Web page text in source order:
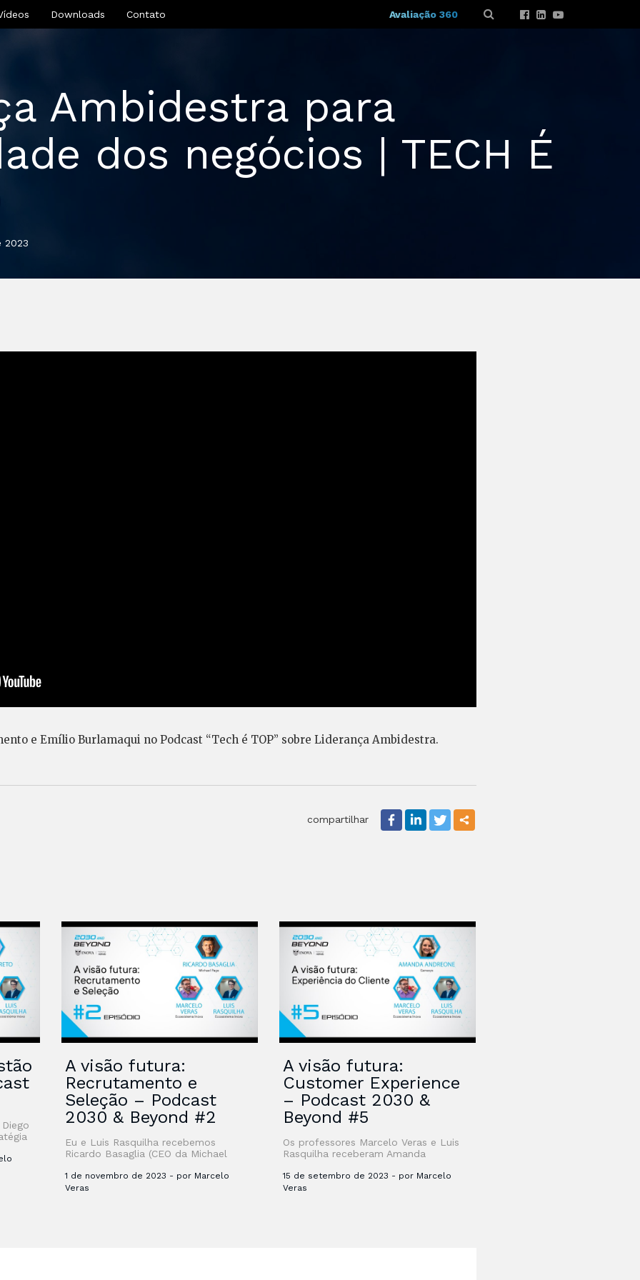
Avaliação 360
Downloads Contato
Ambidestra para
dos negócios | TECH É
2023
e Emílio Burlamaqui no Podcast “Tech é TOP” sobre Liderança Ambidestra.
compartilhar
A visão futura:
Recrutamento e
Seleção – Podcast
2030 & Beyond #2
Eu e Luis Rasquilha recebemos
Ricardo Basaglia (CEO da Michael
futuro do Recrutamento e Seleção.
Conheça mais sobre …
1 de novembro de 2023 - por Marcelo
Veras
A visão futura:
Customer Experience
– Podcast 2030 &
Beyond #5
Os professores Marcelo Veras e Luis
Rasquilha receberam Amanda
Genesys) para um bate papo sobre o
futuro da Experiência do Cliente.
15 de setembro de 2023 - por Marcelo
Veras